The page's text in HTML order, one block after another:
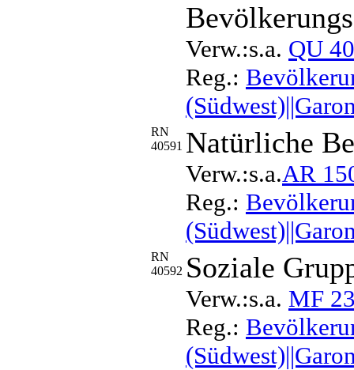
Verw.:s.a. QU
Reg.:
RN
40591 Natürliche
Verw.:s.a.AR
Reg.:
RN
40592 Soziale
Verw.:s.a. MF
Reg.: